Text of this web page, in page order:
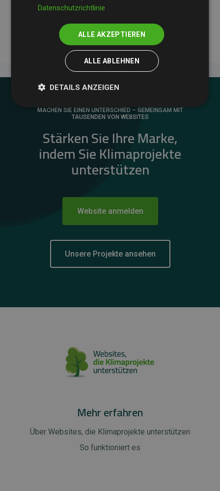
Websites kompensieren – ein klarer Nachweis für die
messbare Klimawirkung unseres Ansatzes.
MACHEN SIE EINEN UNTERSCHIED – GEMEINSAM MIT
TAUSENDEN VON WEBSITES
Stärken Sie Ihre Marke,
indem Sie Klimaprojekte
unterstützen
Website anmelden
Unsere Projekte ansehen
Mehr erfahren
Über Websites, die Klimaprojekte unterstützen
So funktioniert es
Datenschutzrichtlinie
ALLE AKZEPTIEREN
ALLE ABLEHNEN
DETAILS ANZEIGEN